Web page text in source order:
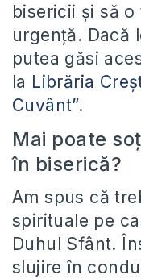
bisericii și să
urgență. Dacă
putea găsi
la Librăria
Cuvânt”.
Mai poate
în biserică?
Am spus că
spirituale pe
Duhul Sfânt.
slujire în